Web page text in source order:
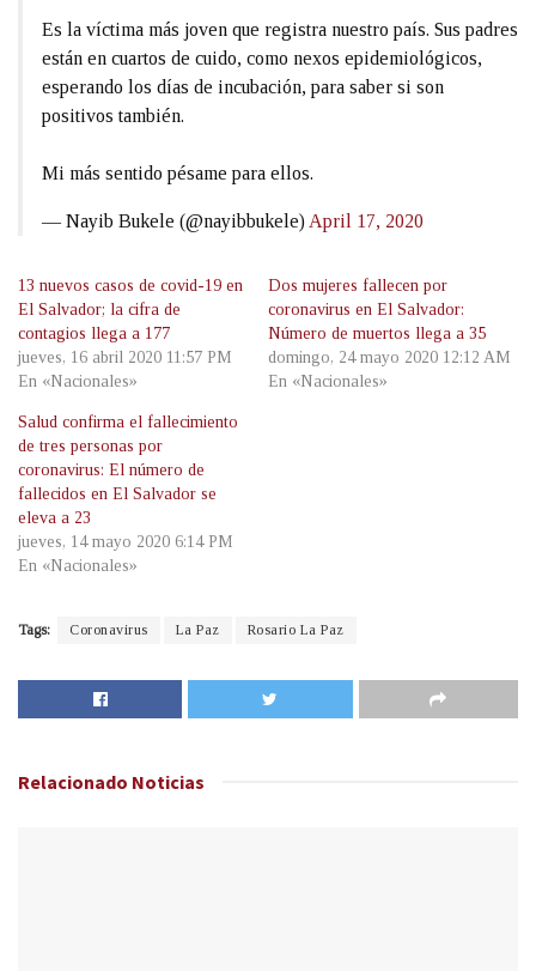
Es la víctima más joven que registra nuestro país. Sus padres
están en cuartos de cuido, como nexos epidemiológicos,
esperando los días de incubación, para saber si son
positivos también.
Mi más sentido pésame para ellos.
— Nayib Bukele (@nayibbukele) April 17, 2020
13 nuevos casos de covid-19 en
El Salvador; la cifra de
contagios llega a 177
jueves, 16 abril 2020 11:57 PM
En «Nacionales»
Dos mujeres fallecen por
coronavirus en El Salvador:
Número de muertos llega a 35
domingo, 24 mayo 2020 12:12 AM
En «Nacionales»
Salud confirma el fallecimiento
de tres personas por
coronavirus: El número de
fallecidos en El Salvador se
eleva a 23
jueves, 14 mayo 2020 6:14 PM
En «Nacionales»
Tags: Coronavirus La Paz Rosario La Paz
Relacionado Noticias